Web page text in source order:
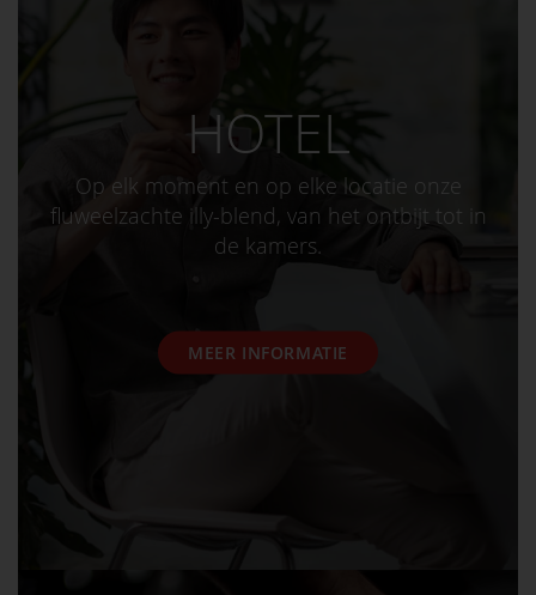
HOTEL
Op elk moment en op elke locatie onze
fluweelzachte illy-blend, van het ontbijt tot in
de kamers.
MEER INFORMATIE